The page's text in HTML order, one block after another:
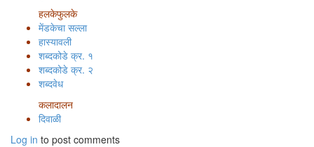
हलकेफुलके
मेंडकेचा सल्ला
हास्यावली
शब्दकोडे क्र. १
शब्दकोडे क्र. २
शब्दवेध
कलादालन
दिवाळी
Log in to post comments